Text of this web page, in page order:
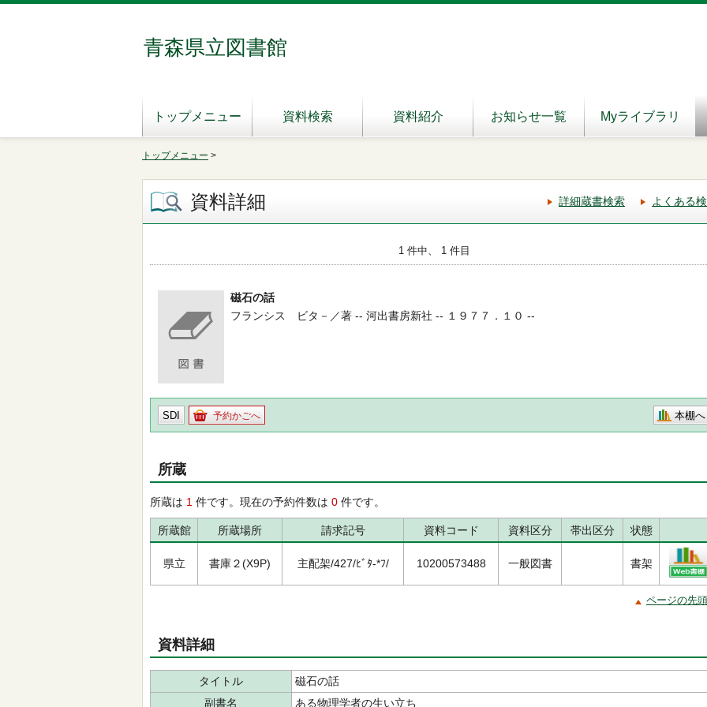
青森県立図書館
トップメニュー 資料検索 資料紹介 お知らせ一覧 Myライブラリ
トップメニュー >
資料詳細 詳細蔵書検索 よくある
1 件中、 1 件目
磁石の話
フランシス ビタ－／著 -- 河出書房新社 -- １９７７．１０ --
SDI 予約かごへ 本棚へ
所蔵
所蔵は 1 件です。現在の予約件数は 0 件です。
所蔵館 所蔵場所 請求記号 資料コード 資料区分 帯出区分 状態
県立 書庫２(X9P) 主配架/427/ﾋﾞﾀ-*ﾌ/ 10200573488 一般図書 書架
ページの先
資料詳細
タイトル
磁石の話
副書名
ある物理学者の生い立ち